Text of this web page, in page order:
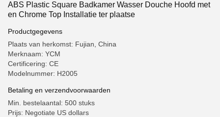
ABS Plastic Square Badkamer Wasser Douche Hoofd met
en Chrome Top Installatie ter plaatse
Productgegevens
Plaats van herkomst: Fujian, China
Merknaam: YCM
Certificering: CE
Modelnummer: H2005
Betaling en verzendvoorwaarden
Min. bestelaantal: 500 stuks
Prijs: Negotiate US dollars